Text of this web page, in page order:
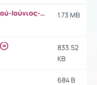
ΕΛΟΤ-Κανονισμοί-Αγωνιστικού-Ιούνιος-2024-9313635.pdf 1.73 MB
833.52
KB
684 B